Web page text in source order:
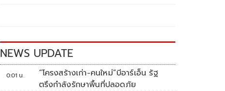
NEWS UPDATE
0:01 น.
“โครงสร้างเก่า-คนใหม่”บีอาร์เอ็น รัฐ
ตรึงกำลังรักษาพื้นที่ปลอดภัย